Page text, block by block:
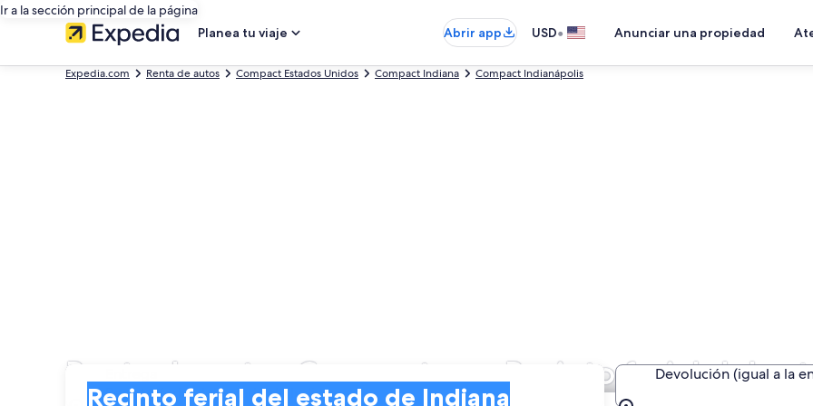
Ir a la sección principal de la página
Planea tu viaje
Abrir app USD• Anunciar una propiedad
Expedia.com Renta de autos Compact Estados Unidos Compact Indiana Compact Indianápolis
Renta de autos Compacto en Recinto ferial del
Recinto ferial del estado de Indiana
Devolución (igual a la